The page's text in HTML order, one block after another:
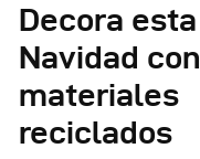
Decora esta
Navidad con
materiales
reciclados